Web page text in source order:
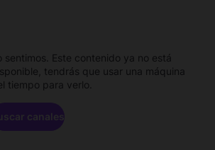
sentimos. Este contenido ya no está
tendrás que usar una máquina
tiempo para verlo.
canales